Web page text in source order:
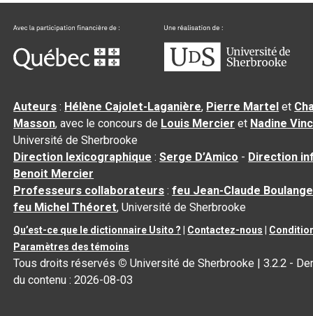
Auteurs : Hélène Cajolet-Laganière, Pierre Martel et
Masson, avec le concours de Louis Mercier et Nadine
Université de Sherbrooke
Direction lexicographique :Serge D’Amico - Direction
Benoit Mercier
Professeurs collaborateurs :feu Jean-Claude
feu Michel Théoret, Université de Sherbrooke
Qu’est-ce que le dictionnaire Usito ? Contactez-nous
Paramètres des témoins
Tous droits réservés © Université de Sherbrooke |3.2.2 -
du contenu :2026-08-03